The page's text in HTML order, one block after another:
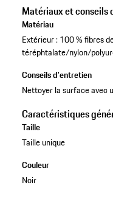
Matériaux et conseils
Matériau
Extérieur : 100 % fibres
téréphtalate/nylon/
Conseils d'entretien
Nettoyer la surface avec
Caractéristiques
Taille
Taille unique
Couleur
Noir